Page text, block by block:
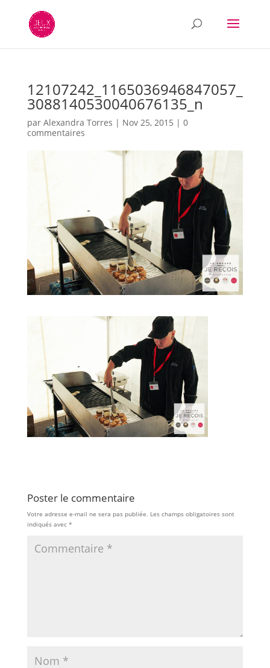
12107242_1165036946847057_
3088140530040676135_n
par Alexandra Torres | Nov 25, 2015 | 0
commentaires
Poster le commentaire
Votre adresse e-mail ne sera pas publiée. Les champs obligatoires sont
indiqués avec *